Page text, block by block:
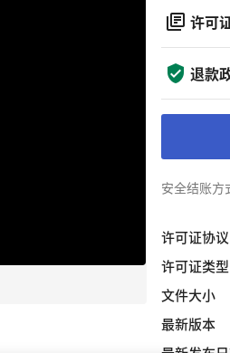
许可
退款
安全结账方
许可证协议
许可证类型
文件大小
最新版本